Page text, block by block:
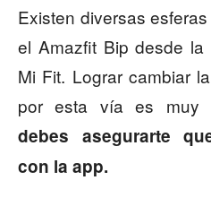
Existen diversas
el Amazfit Bip desde
Mi Fit. Lograr cambiar
por esta vía es muy
debes asegurarte
con la app.